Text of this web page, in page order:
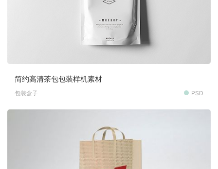
简约高清茶包包装样机素材
包装盒子 PSD